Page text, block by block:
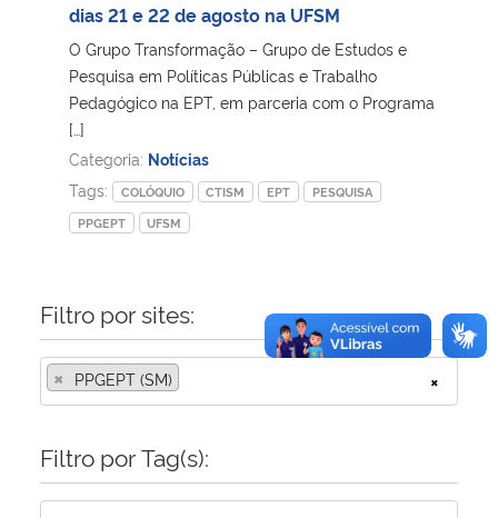
dias 21 e 22 de agosto na UFSM
O Grupo Transformação – Grupo de Estudos e
Pesquisa em Políticas Públicas e Trabalho
Pedagógico na EPT, em parceria com o Programa
[…]
Categoria: Notícias
Tags:
COLÓQUIO CTISM EPT
PESQUISA
PPGEPT
UFSM
Filtro por sites:
×
× PPGEPT (SM)
Filtro por Tag(s):